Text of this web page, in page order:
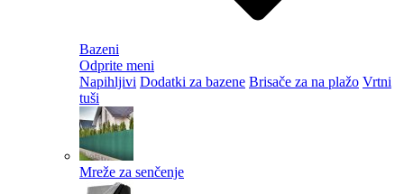
Bazeni
Odprite meni
Napihljivi Dodatki za bazene Brisače za na plažo Vrtni
tuši
Mreže za senčenje